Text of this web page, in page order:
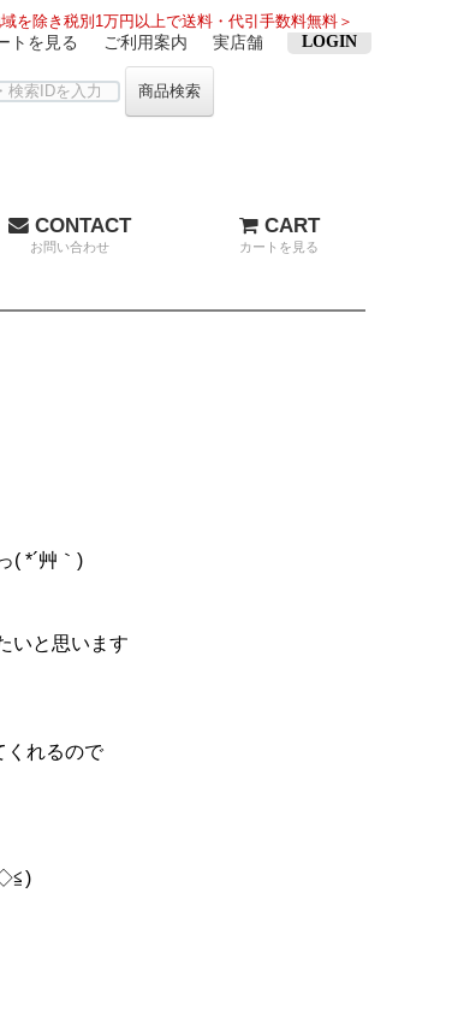
を除き税別1万円以上で送料・代引手数料無料＞
トを見る ご利用案内 実店舗 LOGIN
商品検索
CONTACT
お問い合わせ
CART
カートを見る
( *´艸｀)
いと思います
くれるので